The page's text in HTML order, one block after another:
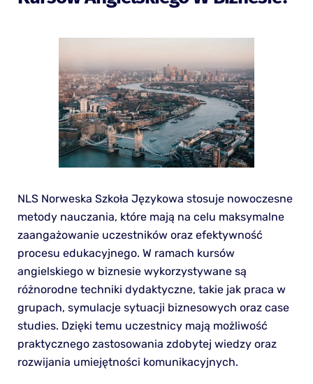
NLS Norweska Szkoła Językowa stosuje nowoczesne
metody nauczania, które mają na celu maksymalne
zaangażowanie uczestników oraz efektywność
procesu edukacyjnego. W ramach kursów
angielskiego w biznesie wykorzystywane są
różnorodne techniki dydaktyczne, takie jak praca w
grupach, symulacje sytuacji biznesowych oraz case
studies. Dzięki temu uczestnicy mają możliwość
praktycznego zastosowania zdobytej wiedzy oraz
rozwijania umiejętności komunikacyjnych.